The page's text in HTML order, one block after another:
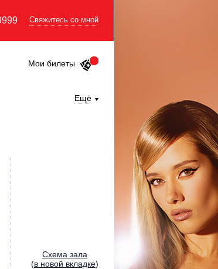
Свяжитесь со мной
Мои билеты
Ещё
Cхема зала
(в новой вкладке)